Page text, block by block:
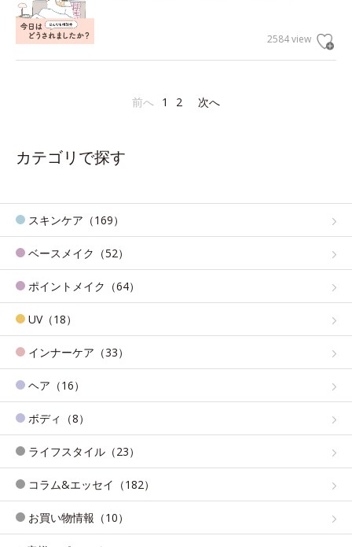
2584 view
前へ 1 2 次へ
カテゴリで探す
スキンケア（169）
ベースメイク（52）
ポイントメイク（64）
UV（18）
インナーケア（33）
ヘア（16）
ボディ（8）
ライフスタイル（23）
コラム&エッセイ（182）
お買い物情報（10）